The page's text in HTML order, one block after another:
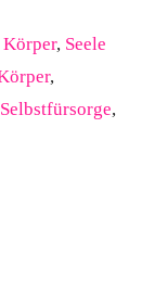
Körper, Seele
,
Selbstfürsorge,